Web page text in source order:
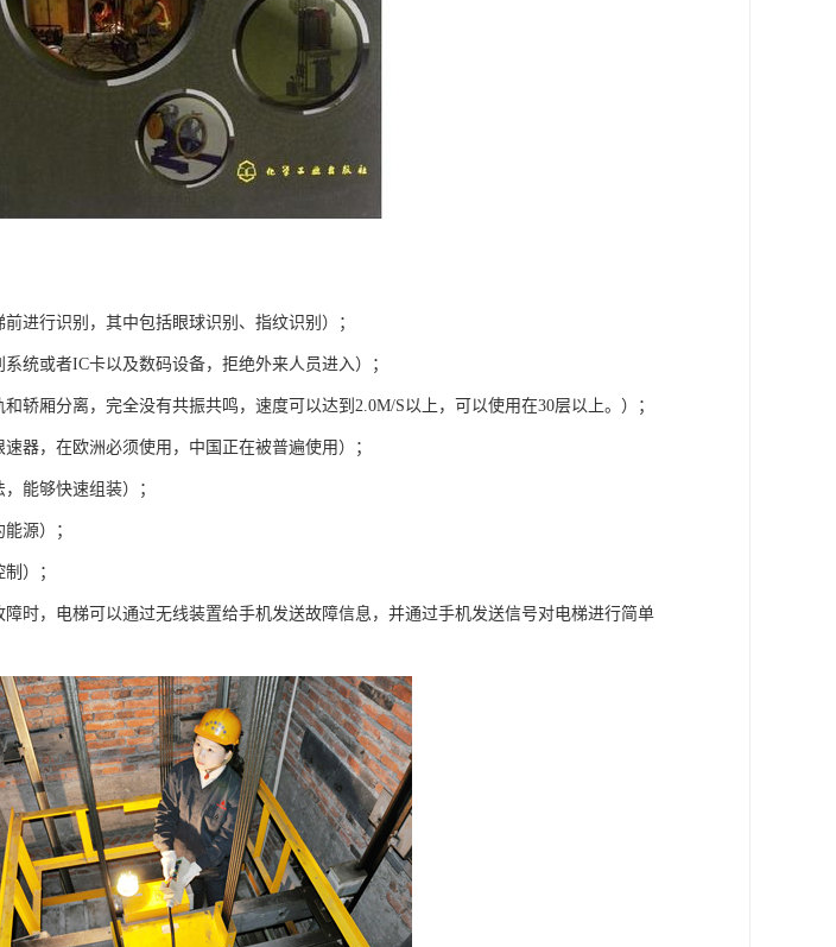
进行识别，其中包括眼球识别、指纹识别）；
统或者IC卡以及数码设备，拒绝外来人员进入）；
轿厢分离，完全没有共振共鸣，速度可以达到2.0M/S以上，可以使用在30层以上。）；
器，在欧洲必须使用，中国正在被普遍使用）；
能够快速组装）；
源）；
）；
时，电梯可以通过无线装置给手机发送故障信息，并通过手机发送信号对电梯进行简单